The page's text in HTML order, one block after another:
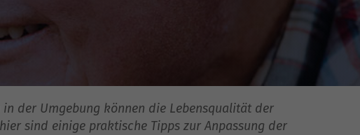
der Umgebung können die Lebensqualität der
sind einige praktische Tipps zur Anpassung der